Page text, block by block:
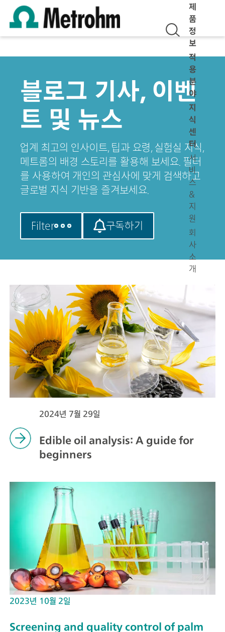
제
품
정
보
적
용
분
야
지
식
센
터
서
비
스
&
지
원
회
사
소
개
블로그 기사, 이벤
트 및 뉴스
업계 최고의 인사이트, 팁과 요령, 실험실 지식,
메트롬의 배경 스토리를 활용해 보세요. 필터
를 사용하여 개인의 관심사에 맞게 검색하고
글로벌 지식 기반을 즐겨보세요.
Filter 구독하기
2024년 7월 29일
Edible oil analysis: A guide for
beginners
2023년 10월 2일
Screening and quality control of palm